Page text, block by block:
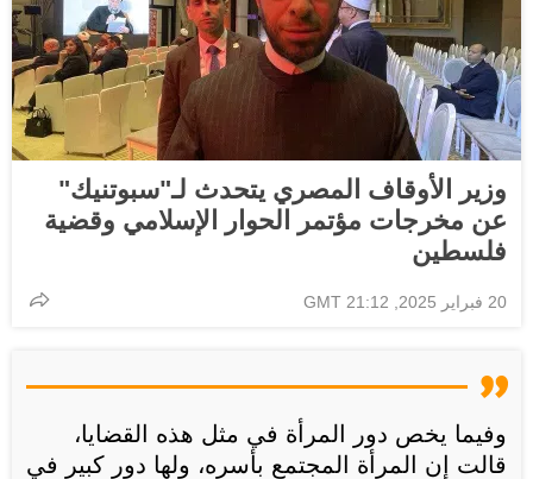
وزير الأوقاف المصري يتحدث لـ"سبوتنيك"
عن مخرجات مؤتمر الحوار الإسلامي وقضية
فلسطين
20 فبراير 2025, 21:12 GMT
وفيما يخص دور المرأة في مثل هذه القضايا،
قالت إن المرأة المجتمع بأسره، ولها دور كبير في